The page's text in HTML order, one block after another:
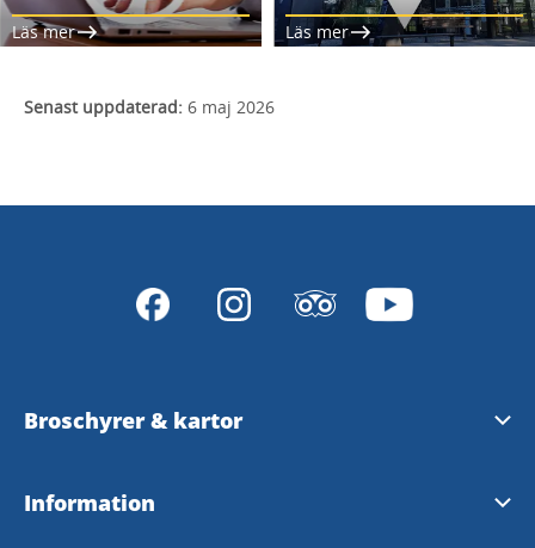
Läs mer Läs mer
Senast uppdaterad: 6 maj 2026
Broschyrer & kartor
Ladda ner eller beställ broschyrer och kartor
Information